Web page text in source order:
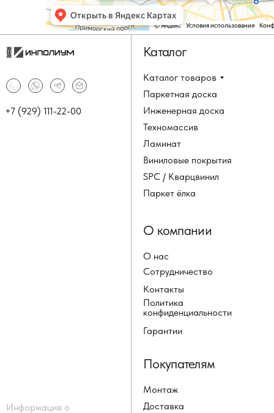
Каталог товаров
Паркетная доска
Инженерная доска
Техномассив
+7 (929) 111-22-00
Информация о
Каталог
Ламинат
Виниловые покрытия
SPC / Кварцвинил
Паркет ёлка
О нас
Сотрудничество
Контакты
Политика
конфиденциальности
О компании
Монтаж
Доставка
Покупателям
Гарантии